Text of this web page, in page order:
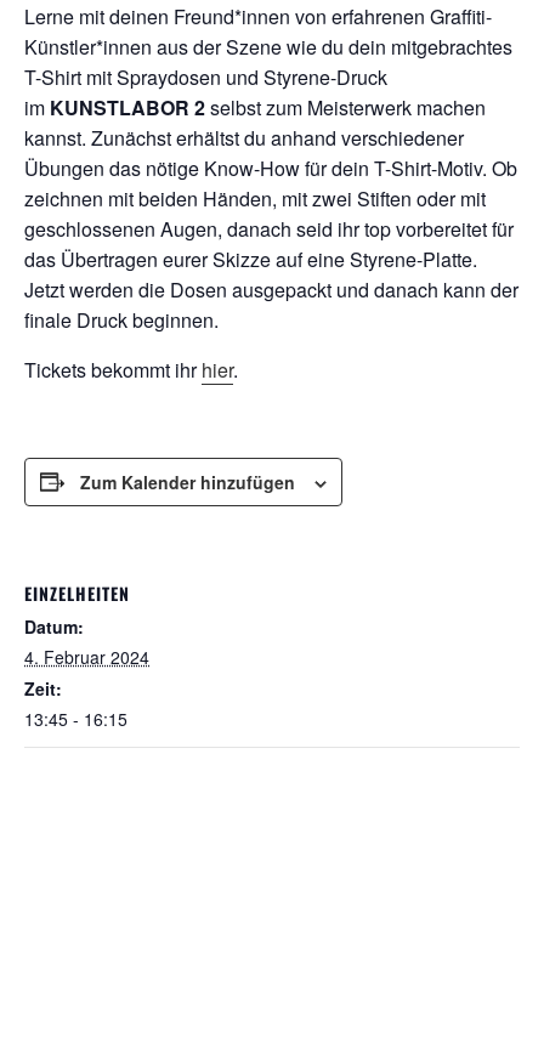
Lerne mit deinen Freund*innen von erfahrenen Graffiti-
Künstler*innen aus der Szene wie du dein mitgebrachtes
T-Shirt mit Spraydosen und Styrene-Druck
im KUNSTLABOR 2selbst zum Meisterwerk machen
kannst. Zunächst erhältst du anhand verschiedener
Übungen das nötige Know-How für dein T-Shirt-Motiv. Ob
zeichnen mit beiden Händen, mit zwei Stiften oder mit
geschlossenen Augen, danach seid ihr top vorbereitet für
das Übertragen eurer Skizze auf eine Styrene-Platte.
Jetzt werden die Dosen ausgepackt und danach kann der
finale Druck beginnen.
Tickets bekommt ihrhier.
Zum Kalender hinzufügen
EINZELHEITEN
Datum:
4. Februar 2024
Zeit:
13:45 - 16:15